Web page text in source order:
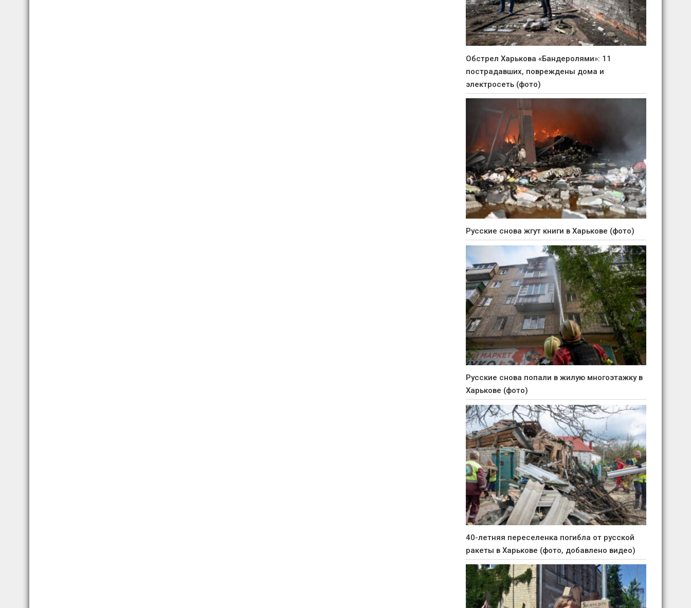
Обстрел Харькова «Бандеролями»: 11
пострадавших, повреждены дома и
электросеть (фото)
Русские снова жгут книги в Харькове (фото)
Русские снова попали в жилую многоэтажку в
Харькове (фото)
40-летняя переселенка погибла от русской
ракеты в Харькове (фото, добавлено видео)